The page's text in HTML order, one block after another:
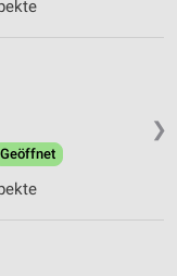
❯
Geöffnet